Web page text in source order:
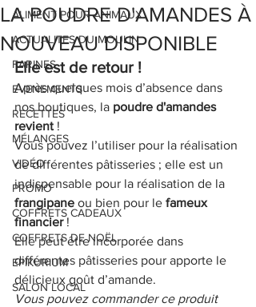
ALIMENT POUR ANIMAUX
ACTUALITES DU MOULIN
FARINES
EVENEMENTS
RECETTES
MÉLANGES
VIDÉO
PROMO
COFFRETS CADEAUX
COFFRETS DE NOËL
EPIKURIUM
SALON LOCAL
LA POUDRE D'AMANDES À
NOUVEAU DISPONIBLE
Elle est de retour !
Après quelques mois d’absence dans
nos boutiques, la poudre d'amandes
revient !
Vous pouvez l’utiliser pour la réalisation
de différentes pâtisseries ; elle est un
indispensable pour la réalisation de la
frangipane ou bien pour le fameux
financier !
Elle peut être incorporée dans
différentes pâtisseries pour apporte le
délicieux goût d’amande.
Vous pouvez commander ce produit